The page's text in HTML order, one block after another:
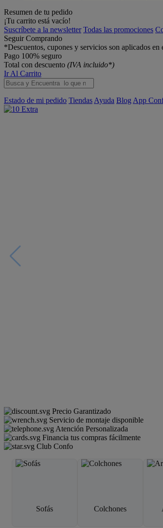
Resumen de tu pedido
¡Tu carrito está vacío!
Suscríbete a la newsletter Todas las promociones
Seguir Comprando
*Descuentos, cupones y servicios son aplicados
Pago 100% seguro
Total con descuento (IVA incluido*)
Ir Al Carrito
Estado de mi pedido Tiendas Ayuda Blog App
Precio Garantizado
Servicio de montaje disponible
Atención Personalizada
Financia tus compras fácilmente
Club Confo
Sofás Colchones